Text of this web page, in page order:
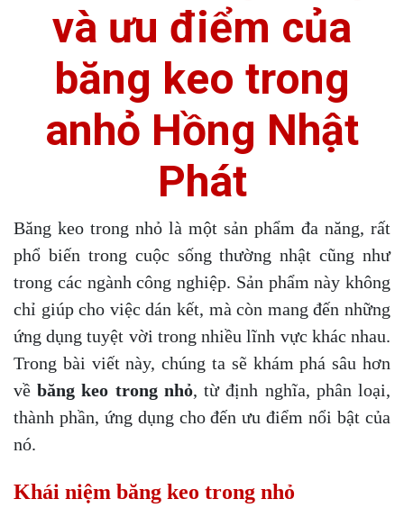
và ưu điểm của
băng keo trong
anhỏ Hồng Nhật
Phát
Băng keo trong nhỏ là một sản phẩm đa năng, rất
phổ biến trong cuộc sống thường nhật cũng như
trong các ngành công nghiệp. Sản phẩm này không
chỉ giúp cho việc dán kết, mà còn mang đến những
ứng dụng tuyệt vời trong nhiều lĩnh vực khác nhau.
Trong bài viết này, chúng ta sẽ khám phá sâu hơn
vềbăng keo trong nhỏ, từ định nghĩa, phân loại,
thành phần, ứng dụng cho đến ưu điểm nổi bật của
nó.
Khái niệm băng keo trong nhỏ